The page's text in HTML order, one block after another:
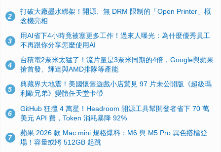
2
打破大廠墨水綁架！開源、無 DRM 限制的「Open Printer」概
念機亮相
3
用AI省下4小時竟被塞更多工作！過來人曝光：為什麼優秀員工
不再跟你分享怎麼使用AI
4
台積電2奈米太猛了！流片量是3奈米同期的4倍，Google與蘋果
搶首發、輝達與AMD排隊等產能
5
典藏界大地震！美國懷舊遊戲小店驚見 97 片未公開版《超級瑪
利歐兄弟》變體任天堂卡帶
6
GitHub 狂攬 4 萬星！Headroom 開源工具幫開發者省下 70 萬
美元 API 費，Token 消耗暴降 92%
7
蘋果 2026 款 Mac mini 規格爆料：M6 與 M5 Pro 異色搭檔登
場！容量或將 512GB 起跳